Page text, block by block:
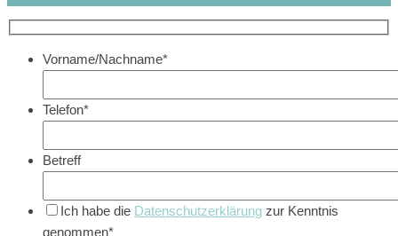
Vorname/Nachname*
Telefon*
Betreff
Ich habe die Datenschutzerklärung zur Kenntnis
genommen*